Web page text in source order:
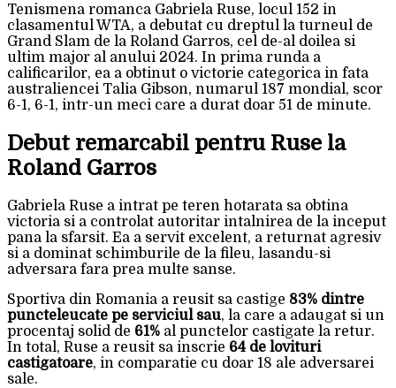
Tenismena romanca Gabriela Ruse, locul 152 in
clasamentul WTA, a debutat cu dreptul la turneul de
Grand Slam de la Roland Garros, cel de-al doilea si
ultim major al anului 2024. In prima runda a
calificarilor, ea a obtinut o victorie categorica in fata
australiencei Talia Gibson, numarul 187 mondial, scor
6-1, 6-1, intr-un meci care a durat doar 51 de minute.
Debut remarcabil pentru Ruse la
Roland Garros
Gabriela Ruse a intrat pe teren hotarata sa obtina
victoria si a controlat autoritar intalnirea de la inceput
pana la sfarsit. Ea a servit excelent, a returnat agresiv
si a dominat schimburile de la fileu, lasandu-si
adversara fara prea multe sanse.
Sportiva din Romania a reusit sa castige 83% dintre
puncteleucate pe serviciul sau, la care a adaugat si un
procentaj solid de 61% al punctelor castigate la retur.
In total, Ruse a reusit sa inscrie 64 de lovituri
castigatoare, in comparatie cu doar 18 ale adversarei
sale.